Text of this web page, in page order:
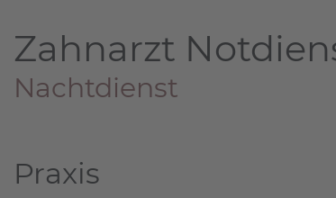
Zahnarzt
Nachtdienst
Praxis